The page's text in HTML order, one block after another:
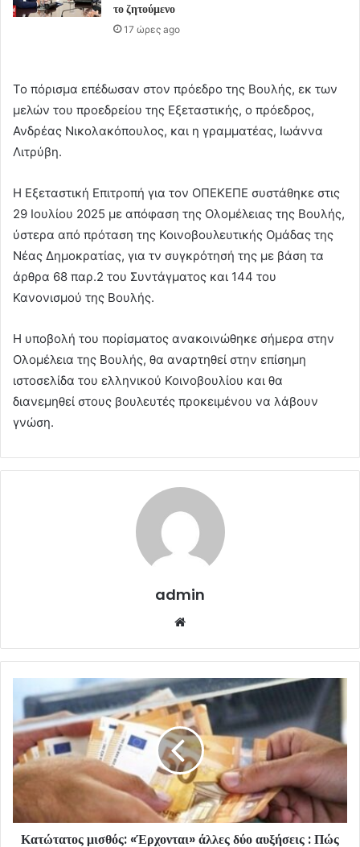
το ζητούμενο
17 ώρες ago
Το πόρισμα επέδωσαν στον πρόεδρο της Βουλής, εκ των
μελών του προεδρείου της Εξεταστικής, ο πρόεδρος,
Ανδρέας Νικολακόπουλος, και η γραμματέας, Ιωάννα
Λιτρύβη.
Η Εξεταστική Επιτροπή για τον ΟΠΕΚΕΠΕ συστάθηκε στις
29 Ιουλίου 2025 με απόφαση της Ολομέλειας της Βουλής,
ύστερα από πρόταση της Κοινοβουλευτικής Ομάδας της
Νέας Δημοκρατίας, για τν συγκρότησή της με βάση τα
άρθρα 68 παρ.2 του Συντάγματος και 144 του
Κανονισμού της Βουλής.
Η υποβολή του πορίσματος ανακοινώθηκε σήμερα στην
Ολομέλεια της Βουλής, θα αναρτηθεί στην επίσημη
ιστοσελίδα του ελληνικού Κοινοβουλίου και θα
διανεμηθεί στους βουλευτές προκειμένου να λάβουν
γνώση.
admin
Κατώτατος μισθός: «Έρχονται» άλλες δύο αυξήσεις : Πώς